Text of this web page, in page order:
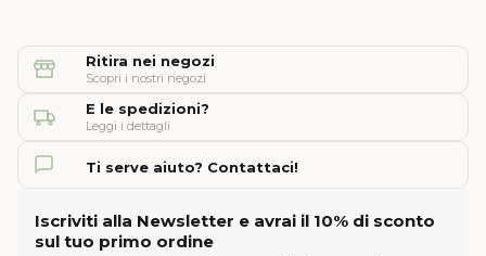
Ritira nei negozi
Scopri i nostri negozi
E le spedizioni?
Leggi i dettagli
Ti serve aiuto? Contattaci!
Iscriviti alla Newsletter e avrai il 10% di sconto
sul tuo primo ordine